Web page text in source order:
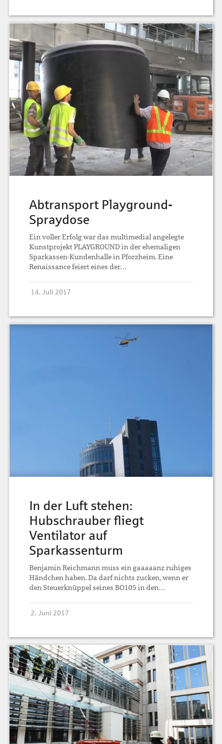
Abtransport Playground-
Spraydose
Ein voller Erfolg war das multimedial angelegte
Kunstprojekt PLAYGROUND in der ehemaligen
Sparkassen-Kundenhalle in Pforzheim. Eine
Renaissance feiert eines der…
14. Juli 2017
In der Luft stehen:
Hubschrauber fliegt
Ventilator auf
Sparkassenturm
Benjamin Reichmann muss ein gaaaaanz ruhiges
Händchen haben. Da darf nichts zucken, wenn er
den Steuerknüppel seines BO105 in den…
2. Juni 2017